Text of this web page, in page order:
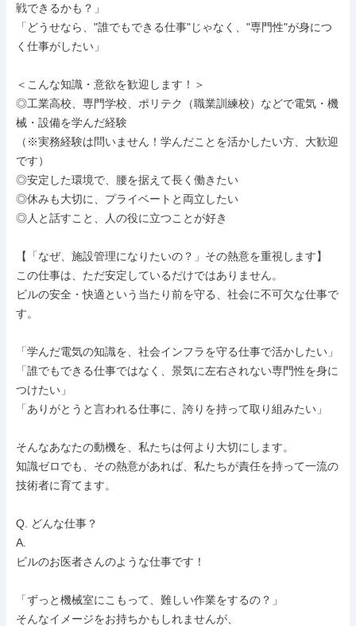
戦できるかも？」
「どうせなら、"誰でもできる仕事"じゃなく、"専門性"が身につ
く仕事がしたい」
＜こんな知識・意欲を歓迎します！＞
◎工業高校、専門学校、ポリテク（職業訓練校）などで電気・機
械・設備を学んだ経験
（※実務経験は問いません！学んだことを活かしたい方、大歓迎
です）
◎安定した環境で、腰を据えて長く働きたい
◎休みも大切に、プライベートと両立したい
◎人と話すこと、人の役に立つことが好き
【「なぜ、施設管理になりたいの？」その熱意を重視します】
この仕事は、ただ安定しているだけではありません。
ビルの安全・快適という当たり前を守る、社会に不可欠な仕事で
す。
「学んだ電気の知識を、社会インフラを守る仕事で活かしたい」
「誰でもできる仕事ではなく、景気に左右されない専門性を身に
つけたい」
「ありがとうと言われる仕事に、誇りを持って取り組みたい」
そんなあなたの動機を、私たちは何より大切にします。
知識ゼロでも、その熱意があれば、私たちが責任を持って一流の
技術者に育てます。
Q. どんな仕事？
A.
ビルのお医者さんのような仕事です！
「ずっと機械室にこもって、難しい作業をするの？」
そんなイメージをお持ちかもしれませんが、